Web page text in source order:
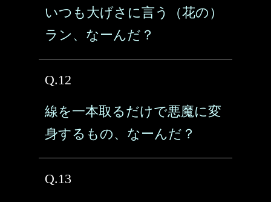
いつも大げさに言う（花の）
ラン、なーんだ？
Q.12
線を一本取るだけで悪魔に変
身するもの、なーんだ？
Q.13